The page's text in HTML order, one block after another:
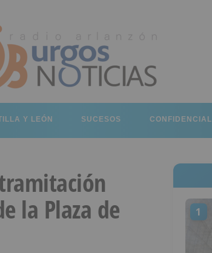
Y LEÓN SUCESOS CONFIDENCIAL
la Plaza de
1